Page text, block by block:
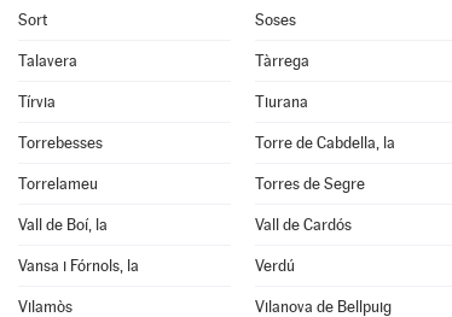
Sort Soses
Talavera Tàrrega
Tírvia Tiurana
Torrebesses Torre de Cabdella, la
Torrelameu Torres de Segre
Vall de Boí, la Vall de Cardós
Vansa i Fórnols, la Verdú
Vilamòs Vilanova de Bellpuig